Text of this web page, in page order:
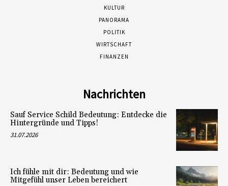
KULTUR
PANORAMA
POLITIK
WIRTSCHAFT
FINANZEN
Nachrichten
Sauf Service Schild Bedeutung: Entdecke die
Hintergründe und Tipps!
31.07.2026
Ich fühle mit dir: Bedeutung und wie
Mitgefühl unser Leben bereichert